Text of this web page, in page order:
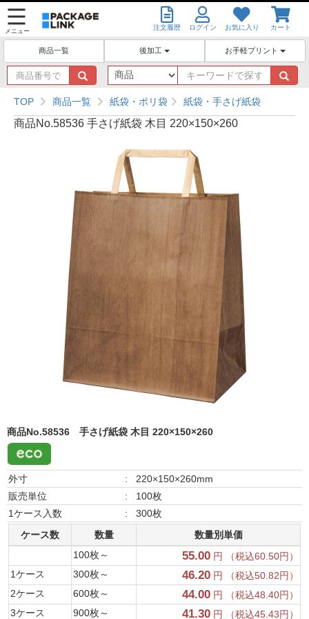
メニュー 注文履歴 ログイン お気に入り カート
商品一覧 後加工 お手軽プリント
商
品
番
号
で
キ
ー
ワ
ー
ド
TOP 商品一覧 紙袋・ポリ袋 紙袋・手さげ紙袋
商品No.58536 手さげ紙袋 木目 220×150×260
商品No.58536 手さげ紙袋 木目 220×150×260
外寸 :
220×150×260mm
販売単位
:
100枚
1ケース入数
:
300枚
ケース数
数量
数量別単価
100枚～
55.00 円 （税込60.50円）
1ケース
300枚～ 46.20 円 （税込50.82円）
2ケース
600枚～ 44.00 円 （税込48.40円）
3ケース
900枚～ 41.30 円 （税込45.43円）